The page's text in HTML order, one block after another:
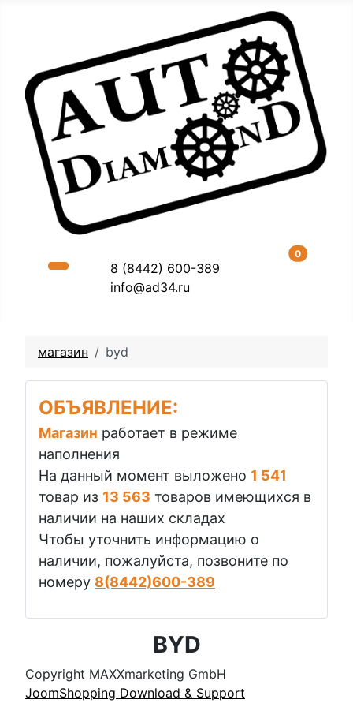
8 (8442) 600-389
info@ad34.ru
0В корзину
магазин byd
ОБЪЯВЛЕНИЕ:
Магазин работает в режиме
наполнения
На данный момент выложено 1 541
товар из 13 563 товаров имеющихся в
наличии на наших складах
Чтобы уточнить информацию о
наличии, пожалуйста, позвоните по
номеру 8(8442)600-389
BYD
Copyright MAXXmarketing GmbH
JoomShopping Download & Support